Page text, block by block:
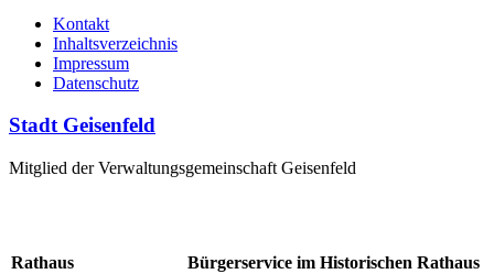
Kontakt
Inhaltsverzeichnis
Impressum
Datenschutz
Stadt Geisenfeld
Mitglied der Verwaltungsgemeinschaft Geisenfeld
Rathaus
Bürgerservice im Historischen Rathaus